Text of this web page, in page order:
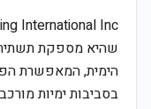
שהיא מספקת תשתית
הימית, המאפשרת
בסביבות ימיות